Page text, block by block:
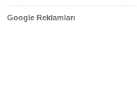
Google Reklamları